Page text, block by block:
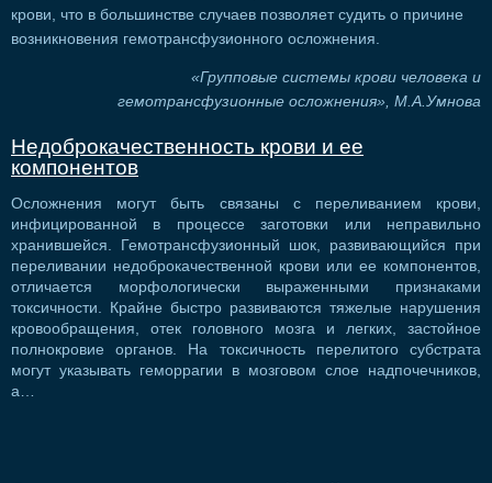
крови, что в большинстве случаев позволяет судить о причине
возникновения гемотрансфузионного осложнения.
«Групповые системы крови человека и
гемотрансфузионные осложнения», М.А.Умнова
Недоброкачественность крови и ее
компонентов
Осложнения могут быть связаны с переливанием крови,
инфицированной в процессе заготовки или неправильно
хранившейся. Гемотрансфузионный шок, развивающийся при
переливании недоброкачественной крови или ее компонентов,
отличается морфологически выраженными признаками
токсичности. Крайне быстро развиваются тяжелые нарушения
кровообращения, отек головного мозга и легких, застойное
полнокровие органов. На токсичность перелитого субстрата
могут указывать геморрагии в мозговом слое надпочечников,
а…